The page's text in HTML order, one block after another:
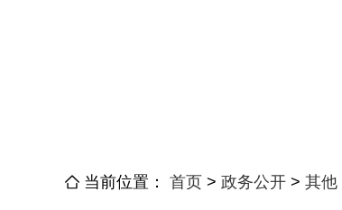
当前位置： 首页 > 政务公开 > 其他